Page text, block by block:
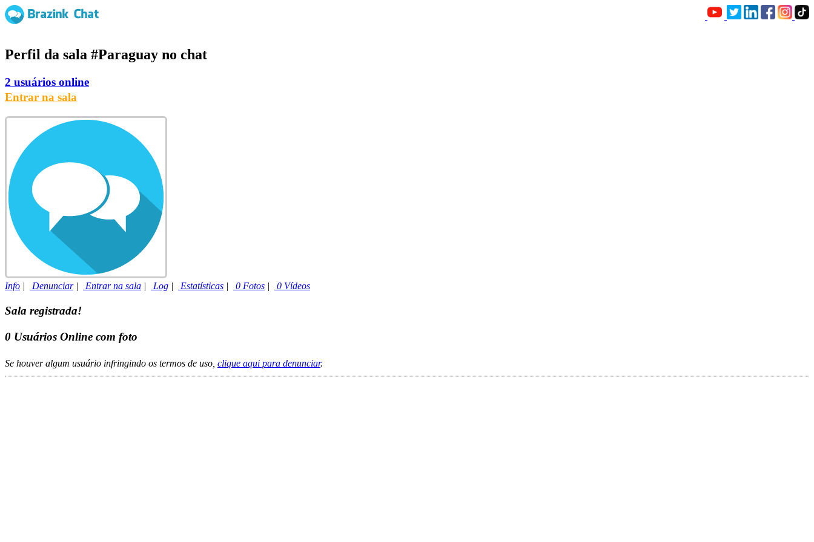
Perfil da sala #Paraguay no chat
2 usuários online
Entrar na sala
Info | Denunciar| Entrar na sala | Log | Estatísticas | 0 Fotos | 0 Vídeos
Sala registrada!
0 Usuários Online com foto
Se houver algum usuário infringindo os termos de uso, clique aqui para denunciar.